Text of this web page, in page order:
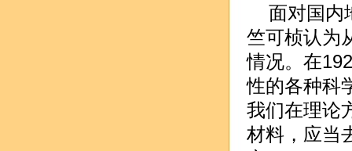
面对国内
竺可桢认为
情况。在
性的各种科
我们在理论
材料，应当